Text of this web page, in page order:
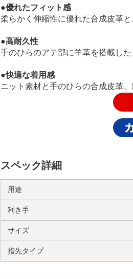
●優れたフィット感
柔らかく伸縮性に優れた合成皮革
●高耐久性
手のひらのアテ部に羊革を搭載し
●快適な着用感
ニット素材と手のひらの合成皮革
スペック詳細
用途
利き手
サイズ
指先タイプ